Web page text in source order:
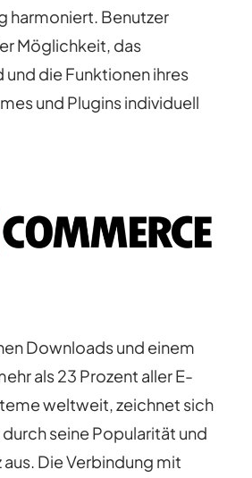
harmoniert. Benutzer
Möglichkeit, das
und die Funktionen ihres
und Plugins individuell
Downloads und einem
als 23 Prozent aller E-
weltweit, zeichnet sich
seine Popularität und
Die Verbindung mit